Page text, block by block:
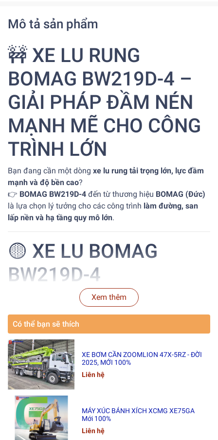
Mô tả sản phẩm
🚧 XE LU RUNG
BOMAG BW219D-4 –
GIẢI PHÁP ĐẦM NÉN
MẠNH MẼ CHO CÔNG
TRÌNH LỚN
Bạn đang cần một dòng xe lu rung tải trọng lớn, lực đầm
mạnh và độ bền cao?
👉 BOMAG BW219D-4 đến từ thương hiệu BOMAG (Đức)
là lựa chọn lý tưởng cho các công trình làm đường, san
lấp nền và hạ tầng quy mô lớn.
🟡 XE LU BOMAG
BW219D-4
BOMAG BW219D-4
– Đức 🇩🇪
🔸 Năm sản xuất: 2011
🔸Xuất xứ:Nhập khẩu Đức
🛠Tình trạng:
✔ Máy hoạt động tốt
✔ Vận hành ổn định
🚚Thời gian giao hàng:
📍 Địa điểm giao hàng:
CảngHải Phòng
Xem thêm
Có thể bạn sẽ thích
XE BƠM CẦN ZOOMLION 47X-5RZ - ĐỜI
2025, MỚI 100%
Liên hệ
MÁY XÚC BÁNH XÍCH XCMG XE75GA
Mới 100%
Liên hệ